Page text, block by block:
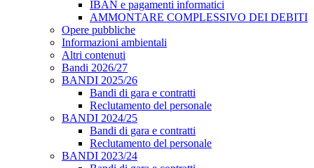
IBAN e pagamenti informatici
AMMONTARE COMPLESSIVO DEI DEBITI
Opere pubbliche
Informazioni ambientali
Altri contenuti
Bandi 2026/27
BANDI 2025/26
Bandi di gara e contratti
Reclutamento del personale
BANDI 2024/25
Bandi di gara e contratti
Reclutamento del personale
BANDI 2023/24